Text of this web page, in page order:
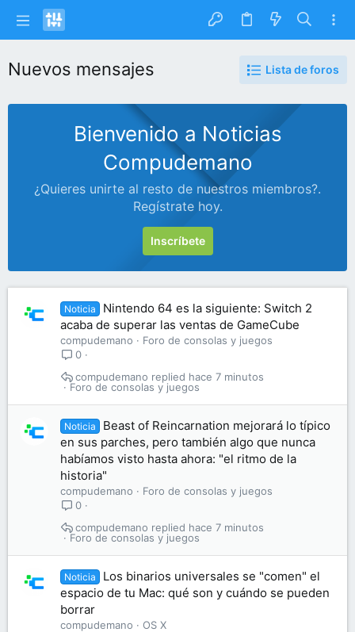
Nuevos mensajes Lista de foros
Bienvenido a Noticias
Compudemano
¿Quieres unirte al resto de nuestros miembros?.
Regístrate hoy.
Inscríbete
Noticia
Nintendo 64 es la siguiente: Switch 2
acaba de superar las ventas de GameCube
compudemano
Foro de consolas y juegos
0
Foro de consolas y juegos
hace 7 minutos
compudemano
Noticia
Beast of Reincarnation mejorará lo típico
en sus parches, pero también algo que nunca
habíamos visto hasta ahora: "el ritmo de la
historia"
compudemano
Foro de consolas y juegos
0
Foro de consolas y juegos
hace 7 minutos
compudemano
Noticia
Los binarios universales se "comen" el
espacio de tu Mac: qué son y cuándo se pueden
borrar
compudemano
OS X